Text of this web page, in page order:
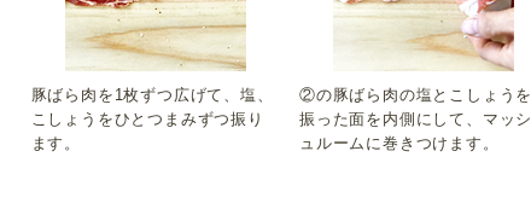
豚ばら肉を1枚ずつ広げて、塩、
こしょうをひとつまみずつ振り
ます。
②の豚ばら肉の塩とこしょうを
振った面を内側にして、マッシ
ュルームに巻きつけます。